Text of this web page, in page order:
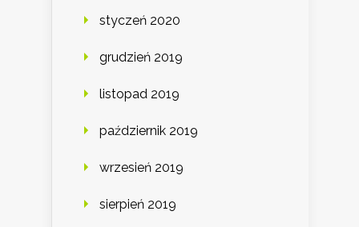
styczeń 2020
grudzień 2019
listopad 2019
październik 2019
wrzesień 2019
sierpień 2019